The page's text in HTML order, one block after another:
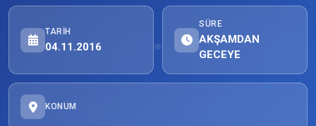
TARIH
04.11.2016
SÜRE
AKŞAMDAN
GECEYE
KONUM